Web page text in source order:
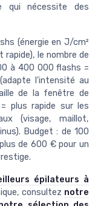
qui nécessite des
(énergie en J/cm²
le nombre de
à 400 000 flashs =
l'intensité au
de la fenêtre de
plus rapide sur les
(visage, maillot,
Budget : de 100
de 600 € pour un
épilateurs à
consultez notre